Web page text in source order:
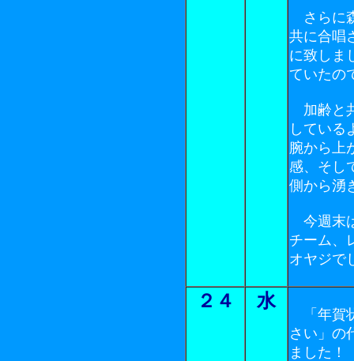
さらに
共に合唱
に致しま
ていたの
加齢と
している
腕から上
感、そし
側から湧
今週末
チーム、
オヤジで
２４ 水
「年賀
さい」の
ました！